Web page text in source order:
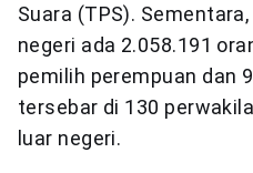
Suara (TPS).
negeri ada 2.058.191
pemilih perempuan dan
tersebar di 130
luar negeri.